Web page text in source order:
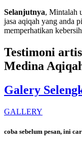
Selanjutnya, Mintalah
jasa aqiqah yang anda
memperhatikan
Testimoni
Medina
Galery
GALLERY
coba sebelum pesan, ini